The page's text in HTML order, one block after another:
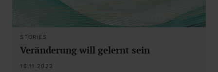
STORIES
Veränderung will gelernt sein
16.11.2023